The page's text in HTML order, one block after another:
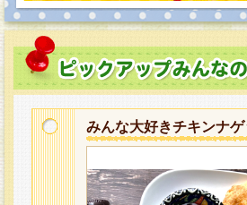
みんな大好きチキンナゲ